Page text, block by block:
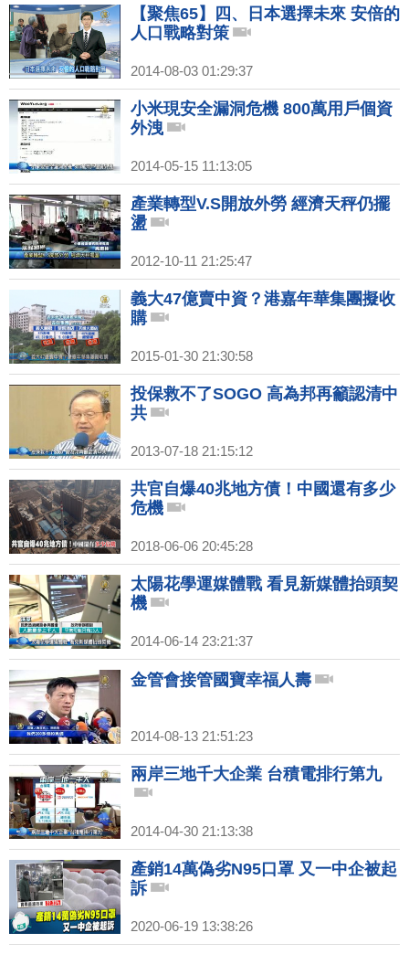
【聚焦65】四、日本選擇未來 安倍的
人口戰略對策
2014-08-03 01:29:37
小米現安全漏洞危機 800萬用戶個資
外洩
2014-05-15 11:13:05
產業轉型V.S開放外勞 經濟天秤仍擺
盪
2012-10-11 21:25:47
義大47億賣中資？港嘉年華集團擬收
購
2015-01-30 21:30:58
投保救不了SOGO 高為邦再籲認清中
共
2013-07-18 21:15:12
共官自爆40兆地方債！中國還有多少
危機
2018-06-06 20:45:28
太陽花學運媒體戰 看見新媒體抬頭契
機
2014-06-14 23:21:37
金管會接管國寶幸福人壽
2014-08-13 21:51:23
兩岸三地千大企業 台積電排行第九
2014-04-30 21:13:38
產銷14萬偽劣N95口罩 又一中企被起
訴
2020-06-19 13:38:26